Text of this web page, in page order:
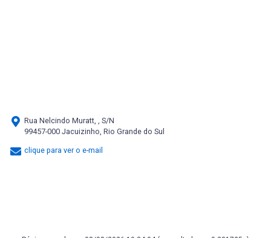
Rua Nelcindo Muratt, , S/N
99457-000 Jacuizinho, Rio Grande do Sul
clique para ver o e-mail